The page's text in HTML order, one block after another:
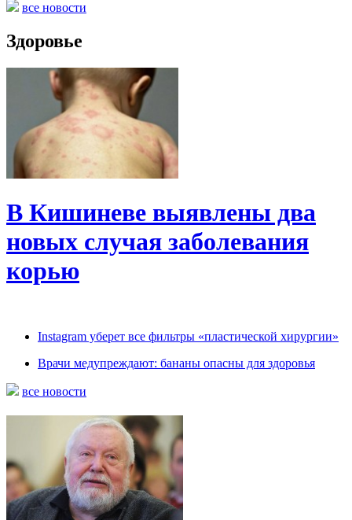
все новости
Здоровье
В Кишиневе выявлены два
новых случая заболевания
корью
Instagram уберет все фильтры «пластической хирургии»
Врачи медупреждают: бананы опасны для здоровья
все новости